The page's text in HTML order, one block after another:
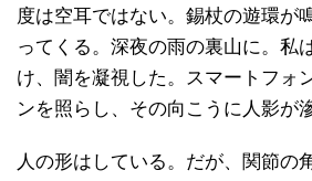
度は空耳ではない。錫杖の遊環が
ってくる。深夜の雨の裏山に。私
け、闇を凝視した。スマートフォ
ンを照らし、その向こうに人影が
人の形はしている。だが、関節の